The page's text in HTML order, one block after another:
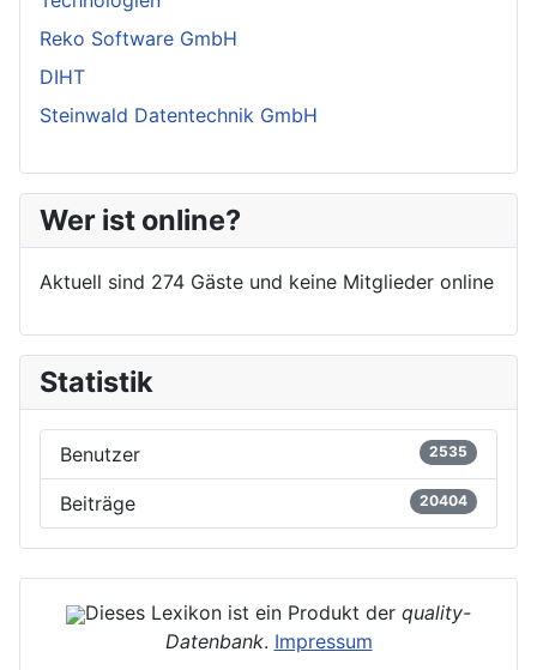
Reko Software GmbH
DIHT
Steinwald Datentechnik GmbH
Wer ist online?
Aktuell sind 274 Gäste und keine Mitglieder online
Statistik
Benutzer 2535
Beiträge 20404
Dieses Lexikon ist ein Produkt der quality-
Datenbank. Impressum